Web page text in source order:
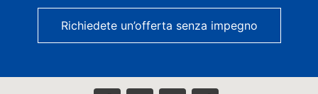
Richiedete un’offerta senza impegno